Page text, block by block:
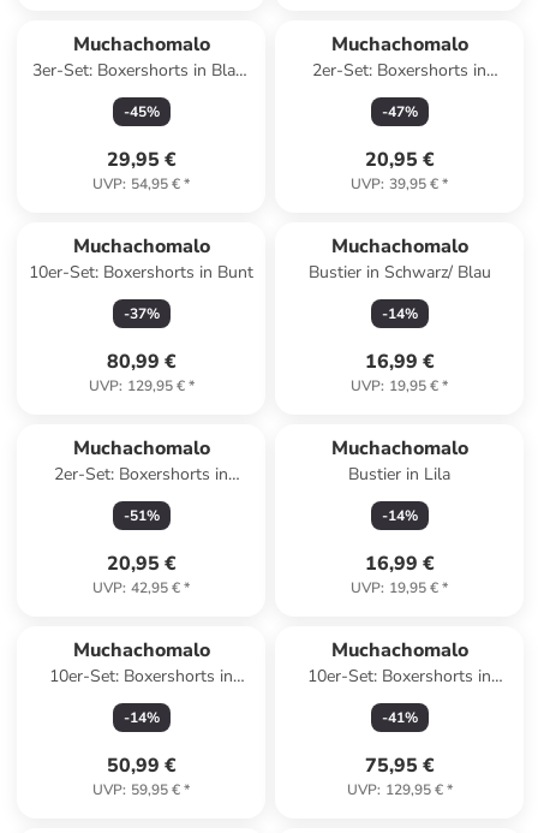
Muchachomalo
3er-Set: Boxershorts in Blau/
Pink/ Schwarz
-45%
29,95 €
UVP: 54,95 €*
Muchachomalo
2er-Set: Boxershorts in
Dunkelblau/ Blau
-47%
20,95 €
UVP: 39,95 €*
Muchachomalo
10er-Set: Boxershorts in Bunt
-37%
80,99 €
UVP: 129,95 €*
Muchachomalo
Bustier in Schwarz/ Blau
-14%
16,99 €
UVP: 19,95 €*
Muchachomalo
2er-Set: Boxershorts in
Schwarz/ Grün
-51%
20,95 €
UVP: 42,95 €*
Muchachomalo
Bustier in Lila
-14%
16,99 €
UVP: 19,95 €*
Muchachomalo
10er-Set: Boxershorts in
Schwarz/ Dunkelblau
-14%
50,99 €
UVP: 59,95 €*
Muchachomalo
10er-Set: Boxershorts in
Schwarz/ Grau/ Weiß
-41%
75,95 €
UVP: 129,95 €*